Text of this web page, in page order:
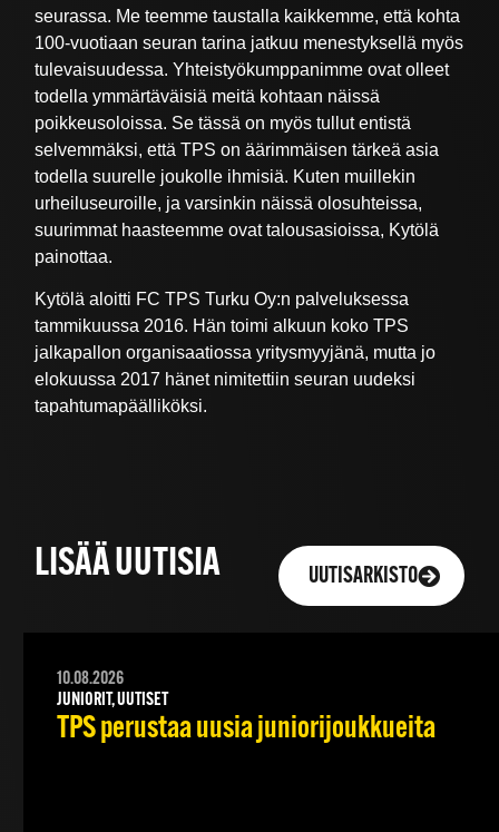
seurassa. Me teemme taustalla kaikkemme, että kohta
100-vuotiaan seuran tarina jatkuu menestyksellä myös
tulevaisuudessa. Yhteistyökumppanimme ovat olleet
todella ymmärtäväisiä meitä kohtaan näissä
poikkeusoloissa. Se tässä on myös tullut entistä
selvemmäksi, että TPS on äärimmäisen tärkeä asia
todella suurelle joukolle ihmisiä. Kuten muillekin
urheiluseuroille, ja varsinkin näissä olosuhteissa,
suurimmat haasteemme ovat talousasioissa, Kytölä
painottaa.
Kytölä aloitti FC TPS Turku Oy:n palveluksessa
tammikuussa 2016. Hän toimi alkuun koko TPS
jalkapallon organisaatiossa yritysmyyjänä, mutta jo
elokuussa 2017 hänet nimitettiin seuran uudeksi
tapahtumapäälliköksi.
LISÄÄ UUTISIA UUTISARKISTO
10.08.2026
JUNIORIT, UUTISET
TPS perustaa uusia juniorijoukkueita